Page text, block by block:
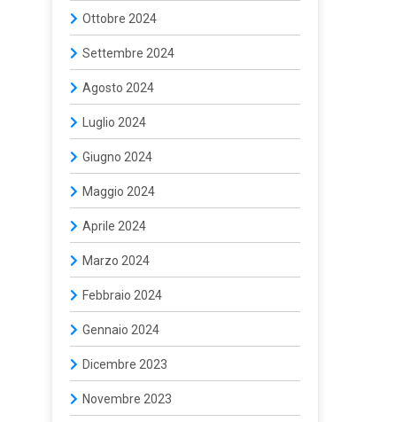
Ottobre 2024
Settembre 2024
Agosto 2024
Luglio 2024
Giugno 2024
Maggio 2024
Aprile 2024
Marzo 2024
Febbraio 2024
Gennaio 2024
Dicembre 2023
Novembre 2023